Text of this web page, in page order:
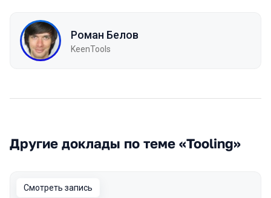
Роман Белов
KeenTools
Другие доклады по теме «Tooling»
Смотреть запись